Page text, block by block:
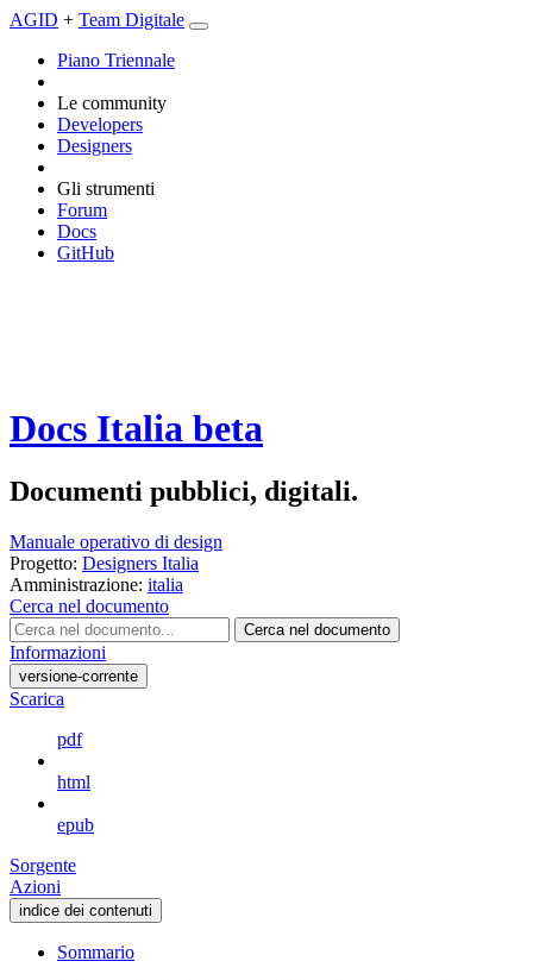
AGID + Team Digitale
Piano Triennale
Le community
Developers
Designers
Gli strumenti
Forum
Docs
GitHub
Docs Italia beta
Documenti pubblici, digitali.
Manuale operativo di design
Progetto: Designers Italia
Amministrazione: italia
Cerca nel documento
Cerca nel documento
Informazioni
versione-corrente
Scarica
pdf
html
epub
Sorgente
Azioni
indice dei contenuti
Sommario